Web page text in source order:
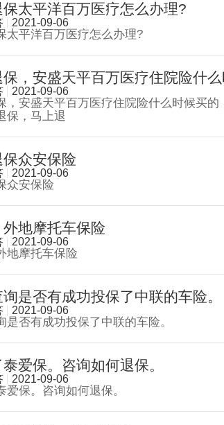
太平洋百万医疗怎么办理?
2021-09-06
太平洋百万医疗怎么办理?
，安盛天平百万医疗住院险什
2021-09-06
，安盛天平百万医疗住院险什么时候买
保，马上退
众安保险
2021-09-06
众安保险
外地摩托车保险
2021-09-06
地摩托车保险
是否有成功投保了中联的车险。
2021-09-06
是否有成功投保了中联的车险。
爱保。咨询如何退保。
2021-09-06
爱保。咨询如何退保。